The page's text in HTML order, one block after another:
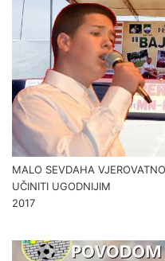
MALO SEVDAHA
UČINITI UGODNIJIM
2017